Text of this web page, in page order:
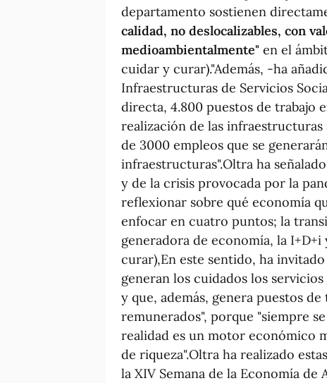
departamento sostienen
calidad, no deslocalizables, con
medioambientalmente" en el
cuidar y curar)."Además, -ha
Infraestructuras de Servicios
directa, 4.800 puestos de trabajo
realización de las infraestructuras
de 3000 empleos que se
infraestructuras".Oltra ha
y de la crisis provocada por la
reflexionar sobre qué economía
enfocar en cuatro puntos; la
generadora de economía, la
curar),En este sentido, ha
generan los cuidados los
y que, además, genera puestos
remunerados", porque "siempre
realidad es un motor económico
de riqueza".Oltra ha realizado
la XIV Semana de la Economía de